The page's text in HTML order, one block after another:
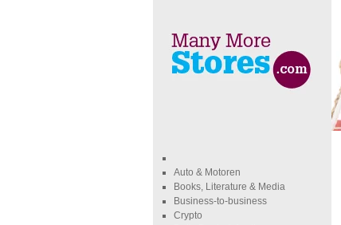
Auto & Motoren
Books, Literature & Media
Business-to-business
Crypto